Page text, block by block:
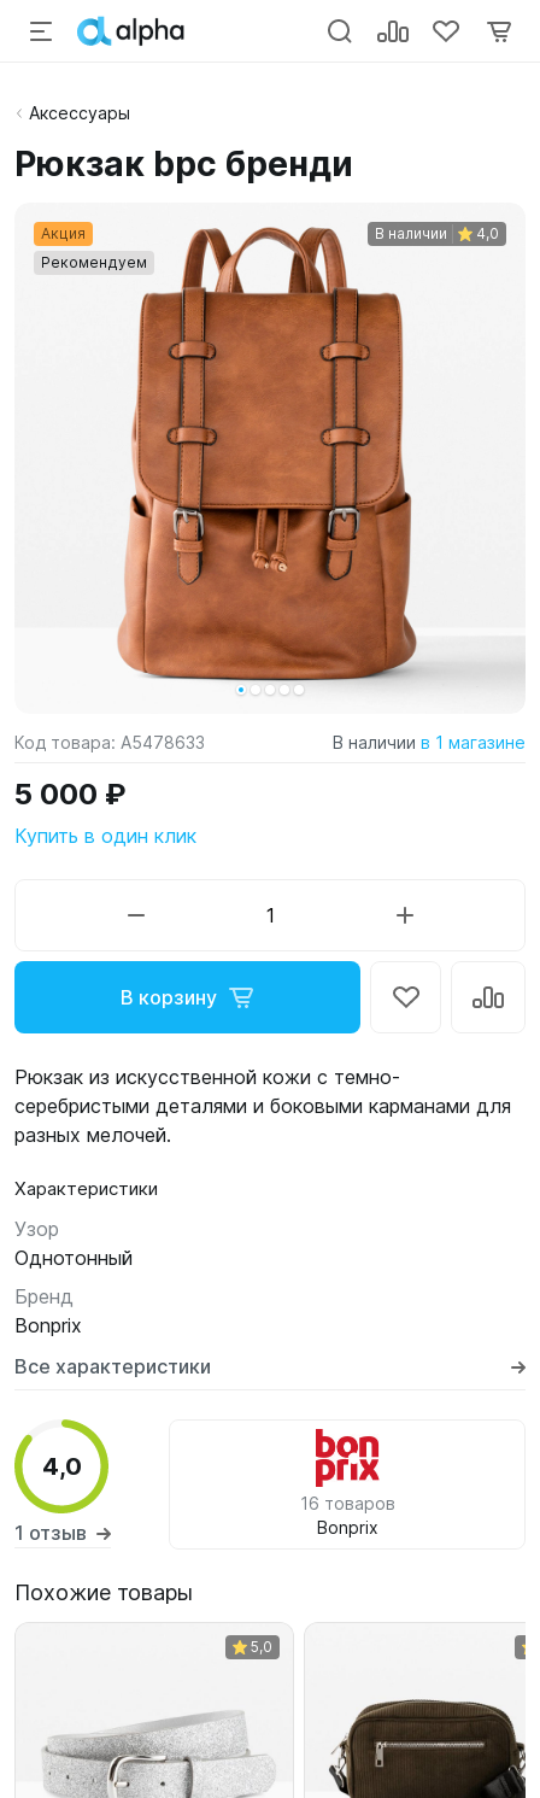
Аксессуары
Рюкзак bpc бренди
Акция
Рекомендуем
В наличии 4,0
Код товара: A5478633 В наличии в 1 магазине
5 000 ₽
Купить в один клик
В корзину
Рюкзак из искусственной кожи с темно-
серебристыми деталями и боковыми карманами для
разных мелочей.
Характеристики
Узор
Однотонный
Бренд
Bonprix
Все характеристики
4,0
1 отзыв
16 товаров
Bonprix
Похожие товары
5,0